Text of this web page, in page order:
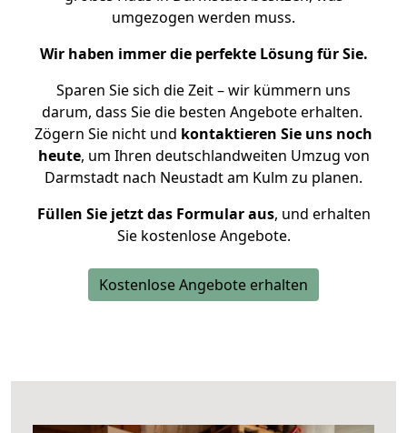
umgezogen werden muss.
Wir haben immer die perfekte Lösung für Sie.
Sparen Sie sich die Zeit – wir kümmern uns
darum, dass Sie die besten Angebote erhalten.
Zögern Sie nicht und kontaktieren Sie uns noch
heute, um Ihren deutschlandweiten Umzug von
Darmstadt nach Neustadt am Kulm zu planen.
Füllen Sie jetzt das Formular aus, und erhalten
Sie kostenlose Angebote.
Kostenlose Angebote erhalten